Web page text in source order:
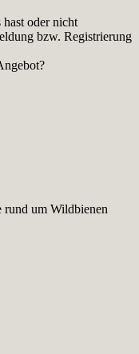
oder nicht
bzw. Registrierung
rund um Wildbienen